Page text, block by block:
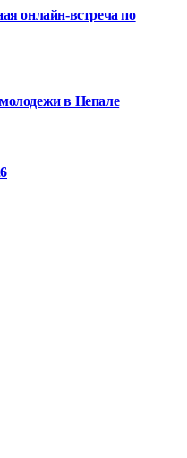
онлайн-встреча по
в Непале